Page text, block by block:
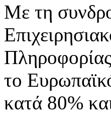
Με τη
το
κατά 80%